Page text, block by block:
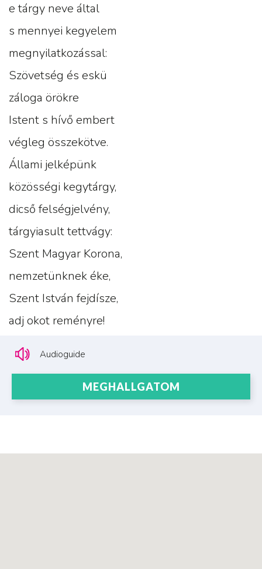
e tárgy neve által
s mennyei kegyelem
megnyilatkozással:
Szövetség és eskü
záloga örökre
Istent s hívő embert
végleg összekötve.
Állami jelképünk
közösségi kegytárgy,
dicső felségjelvény,
tárgyiasult tettvágy:
Szent Magyar Korona,
nemzetünknek éke,
Szent István fejdísze,
adj okot reményre!
Audioguide
MEGHALLGATOM